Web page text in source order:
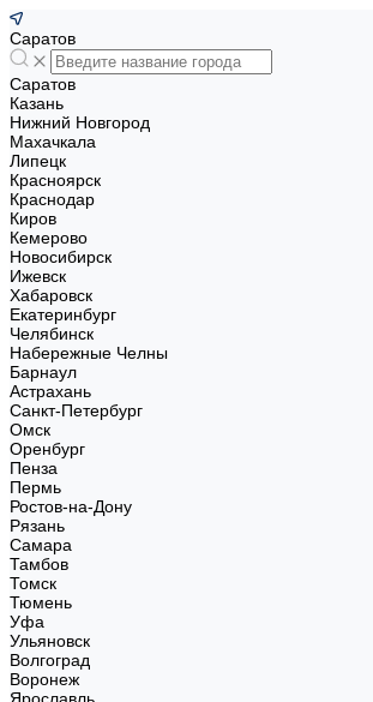
Саратов
Саратов
Казань
Нижний Новгород
Махачкала
Липецк
Красноярск
Краснодар
Киров
Кемерово
Новосибирск
Ижевск
Хабаровск
Екатеринбург
Челябинск
Набережные Челны
Барнаул
Астрахань
Санкт-Петербург
Омск
Оренбург
Пенза
Пермь
Ростов-на-Дону
Рязань
Самара
Тамбов
Томск
Тюмень
Уфа
Ульяновск
Волгоград
Воронеж